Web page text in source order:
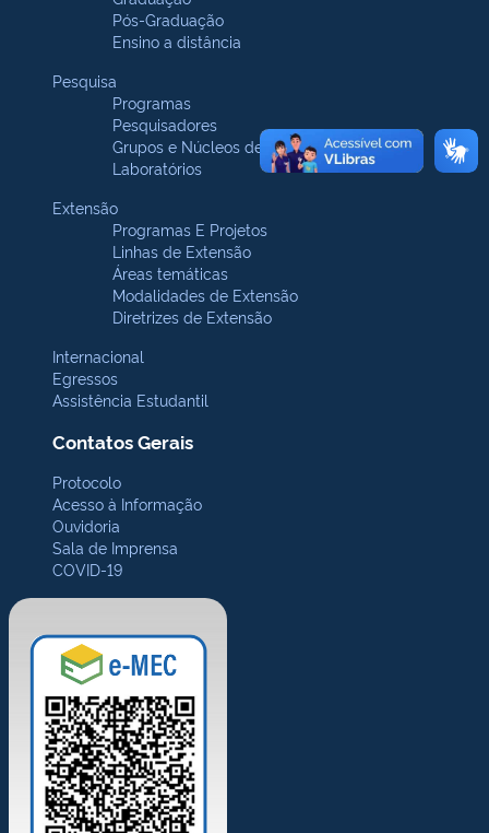
Pós-Graduação
Ensino a distância
Pesquisa
Programas
Pesquisadores
Grupos e Núcleos de pesquisa
Laboratórios
Extensão
Programas E Projetos
Linhas de Extensão
Áreas temáticas
Modalidades de Extensão
Diretrizes de Extensão
Internacional
Egressos
Assistência Estudantil
Contatos Gerais
Protocolo
Acesso à Informação
Ouvidoria
Sala de Imprensa
COVID-19